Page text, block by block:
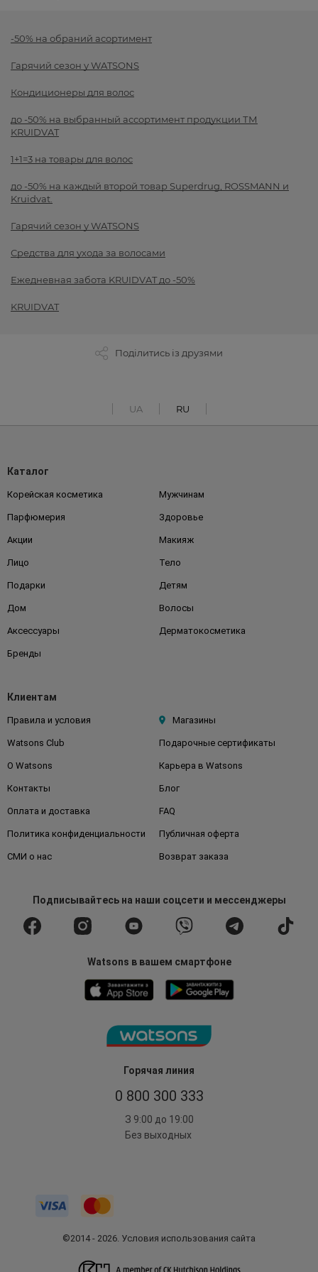
-50% на обраний асортимент
Гарячий сезон у WATSONS
Кондиционеры для волос
до -50% на выбранный ассортимент продукции ТМ
KRUIDVAT
1+1=3 на товары для волос
до -50% на каждый второй товар Superdrug, ROSSMANN и
Kruidvat.
Гарячий сезон у WATSONS
Средства для ухода за волосами
Ежедневная забота KRUIDVAT до -50%
KRUIDVAT
Поділитись із друзями
UA RU
Горячая линия
0 800 300 333
З 9:00 до 19:00
Без выходных
Каталог
Корейская косметика Мужчинам
Парфюмерия Здоровье
Акции Макияж
Лицо Тело
Подарки Детям
Дом Волосы
Аксессуары Дерматокосметика
Бренды
Клиентам
Правила и условия Магазины
Watsons Club Подарочные сертификаты
О Watsons Карьера в Watsons
Контакты Блог
Оплата и доставка FAQ
Политика конфиденциальности Публичная оферта
СМИ о нас Возврат заказа
Подписывайтесьна наши соцсети и мессенджеры
Watsons в вашем смартфоне
©2014 - 2026. Условия использования сайта